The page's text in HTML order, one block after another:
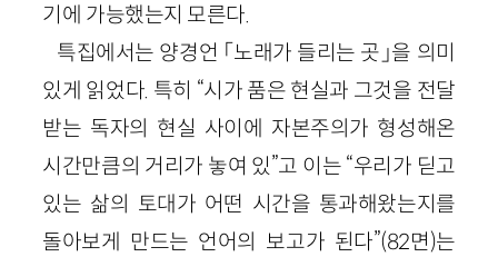
기에 가능했는지 모른다.
특집에서는 양경언 「노래가 들리는 곳」을 의미
있게 읽었다. 특히 “시가 품은 현실과 그것을 전달
받는 독자의 현실 사이에 자본주의가 형성해온
시간만큼의 거리가 놓여 있”고 이는 “우리가 딛고
있는 삶의 토대가 어떤 시간을 통과해왔는지를
돌아보게 만드는 언어의 보고가 된다”(82면)는